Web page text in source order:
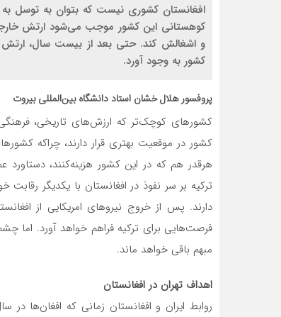
افغانستان كشوري نيست كه بتوان به توسل
كوهستاني اين كشور موجب مي‌شود ارتش
و اشغالش كند. حتي بعد از بيست سال، ارتش
كشور به وجود آورد.
پروفسور هلال خشان استاد دانشگاه بین‌المللی بیروت
کشورهای کوچک‌تر که ارزش‌های تاریخی،
کشور در موقعیت بهتری قرار دارند، چراکه
هرقدر هم که در این کشور هزینه‌کنند، دستاورد
ترکیه بر سر نفوذ در افغانستان با یکدیگر
دارند. پس از خروج نیروهای امریکایی از
فرصت‌هایی برای ترکیه فراهم خواهد آورد. اما
مبهم باقی خواهد ماند.
اهداف تهران در افغانستان